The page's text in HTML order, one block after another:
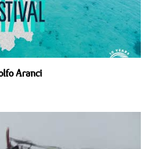
Aranci